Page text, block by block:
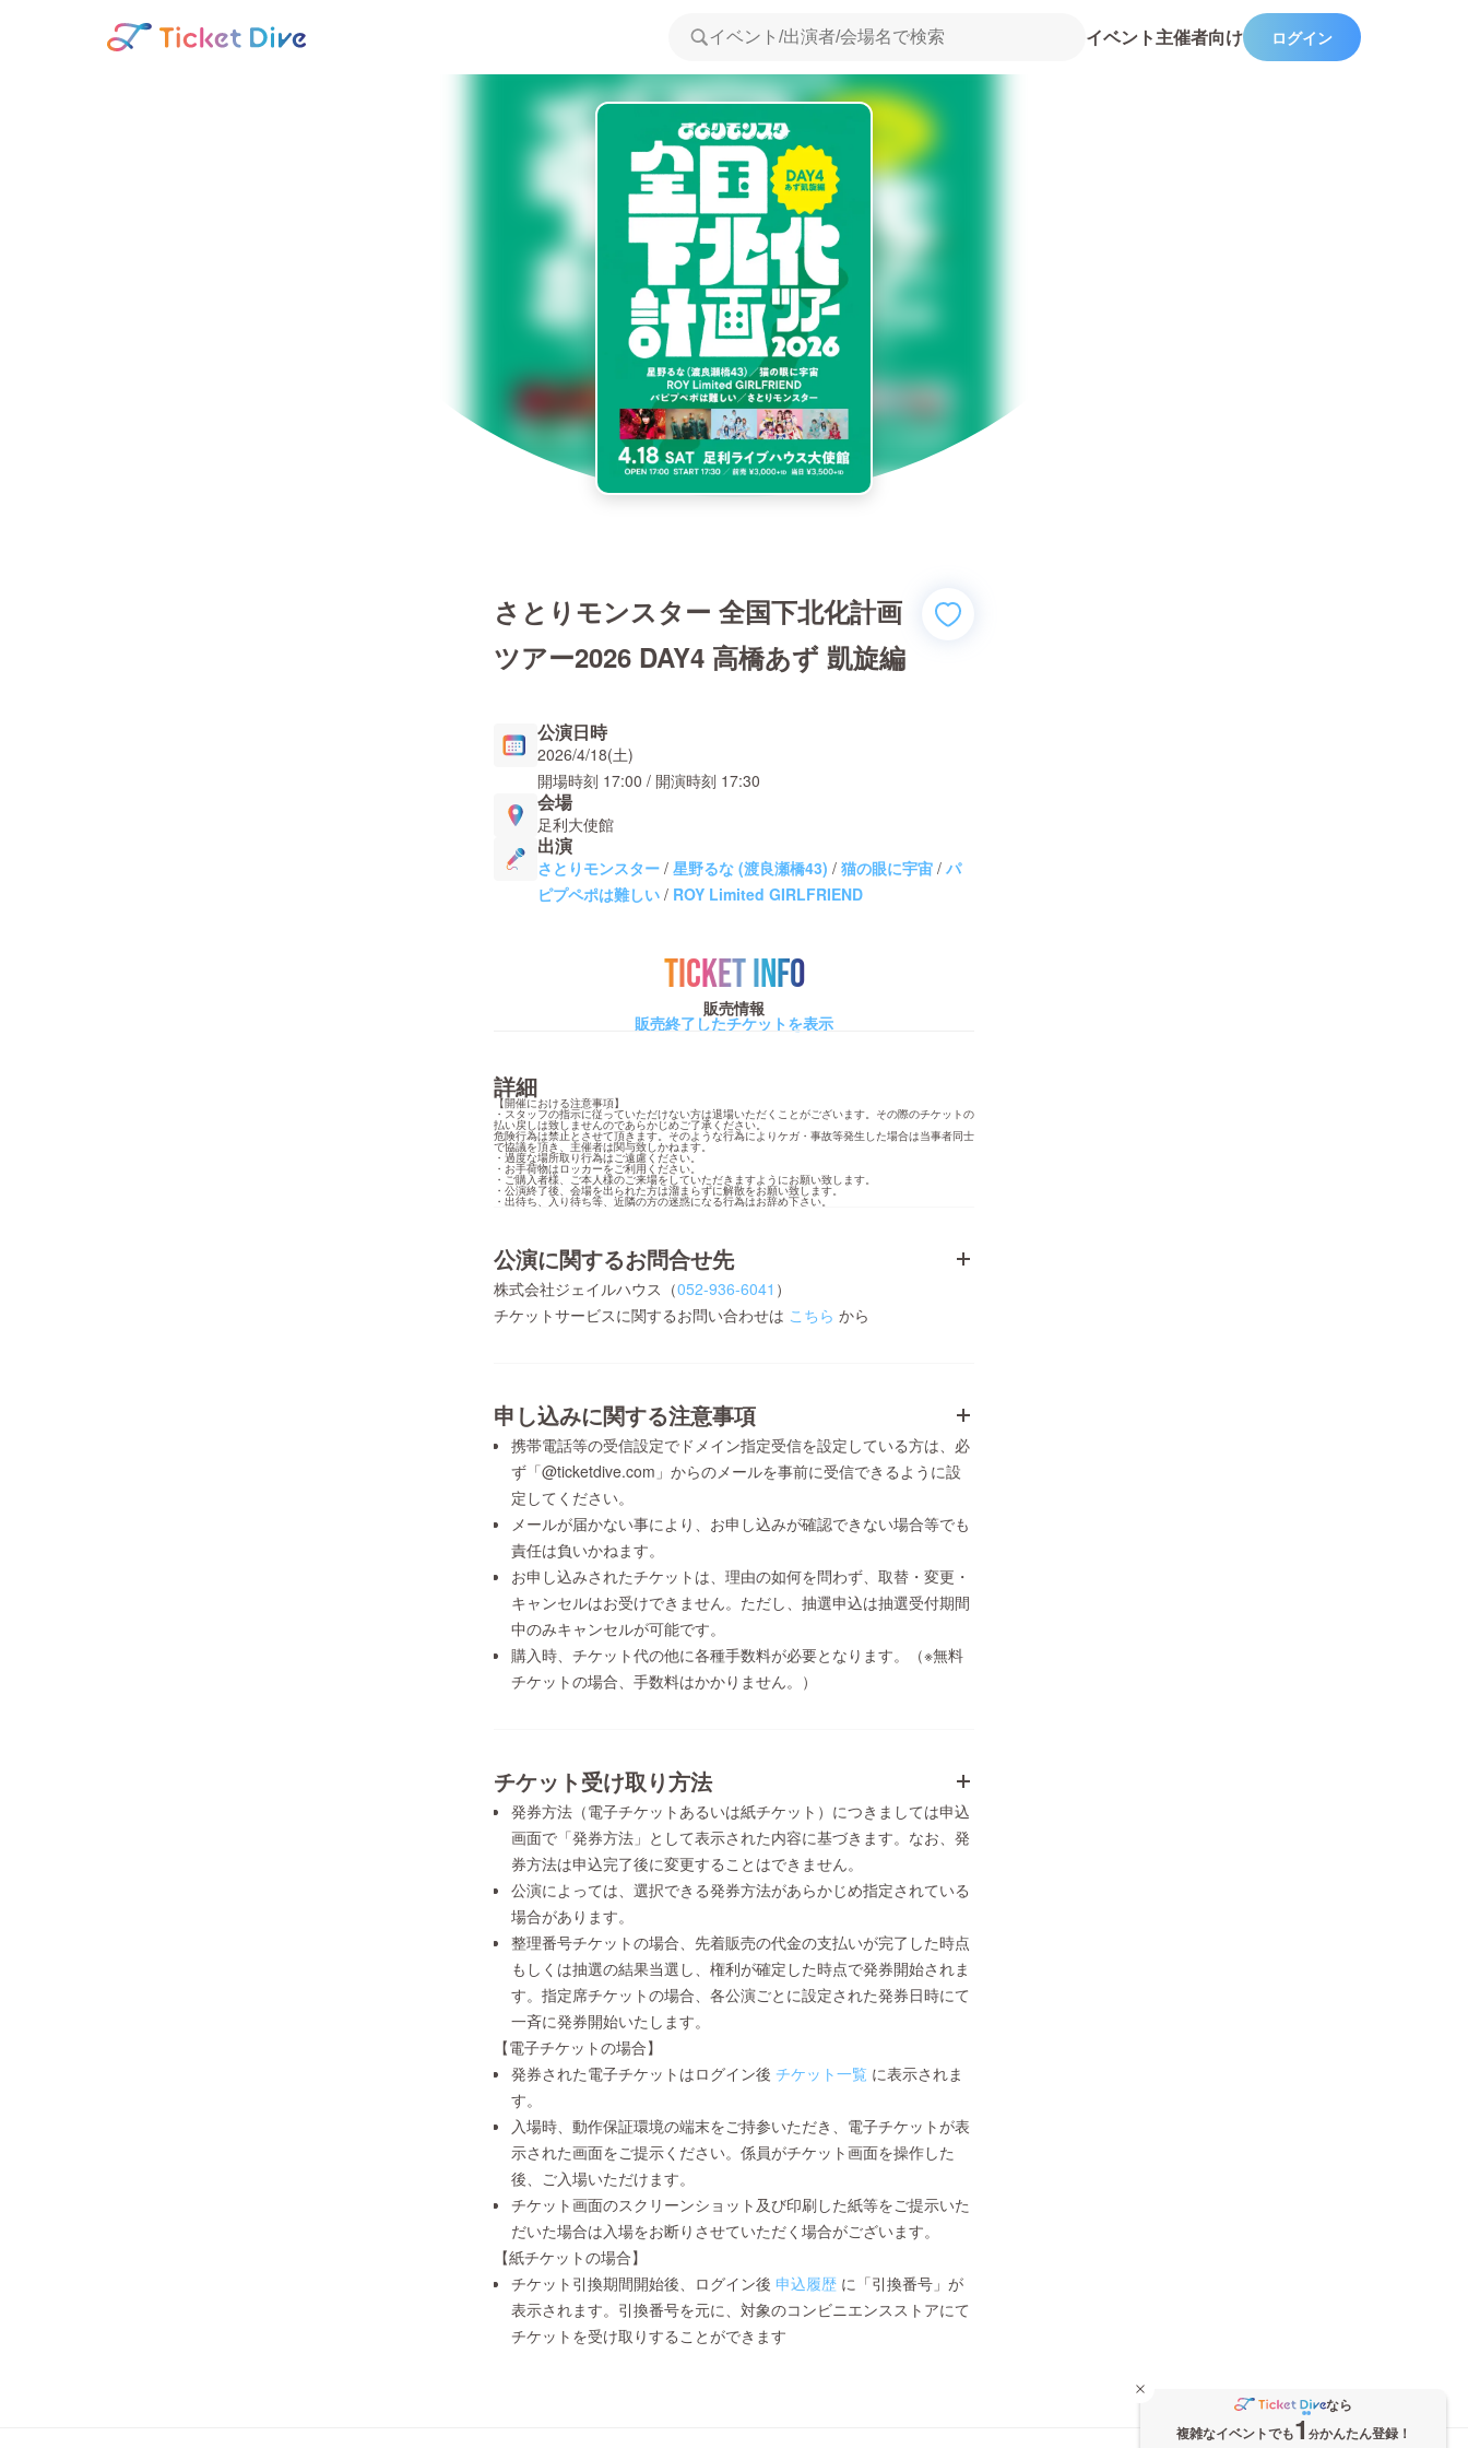
イベント主催者向け ログイン
さとりモンスター 全国下北化計画
ツアー2026 DAY4 高橋あず 凱旋編
公演日時
2026/4/18(土)
開場時刻 17:00 / 開演時刻 17:30
会場
足利大使館
出演
さとりモンスター / 星野るな (渡良瀬橋43) / 猫の眼に宇宙 / パ
ピプペポは難しい / ROY Limited GIRLFRIEND
TICKET INFO
販売情報
販売終了したチケットを表示
詳細
【開催における注意事項】
・スタッフの指示に従っていただけない方は退場いただくことがございます。その際のチケットの
払い戻しは致しませんのであらかじめご了承ください。
危険行為は禁止とさせて頂きます。そのような行為によりケガ・事故等発生した場合は当事者同士
で協議を頂き、主催者は関与致しかねます。
・過度な場所取り行為はご遠慮ください。
・お手荷物はロッカーをご利用ください。
・ご購入者様、ご本人様のご来場をしていただきますようにお願い致します。
・公演終了後、会場を出られた方は溜まらずに解散をお願い致します。
・出待ち、入り待ち等、近隣の方の迷惑になる行為はお辞め下さい。
公演に関するお問合せ先
株式会社ジェイルハウス（052-936-6041 ）
チケットサービスに関するお問い合わせは こちら から
申し込みに関する注意事項
携帯電話等の受信設定でドメイン指定受信を設定している方は、必
ず「@ticketdive.com」からのメールを事前に受信できるように設
定してください。
メールが届かない事により、お申し込みが確認できない場合等でも
責任は負いかねます。
お申し込みされたチケットは、理由の如何を問わず、取替・変更・
キャンセルはお受けできません。ただし、抽選申込は抽選受付期間
中のみキャンセルが可能です。
購入時、チケット代の他に各種手数料が必要となります。（※無料
チケットの場合、手数料はかかりません。）
チケット受け取り方法
発券方法（電子チケットあるいは紙チケット）につきましては申込
画面で「発券方法」として表示された内容に基づきます。なお、発
券方法は申込完了後に変更することはできません。
公演によっては、選択できる発券方法があらかじめ指定されている
場合があります。
整理番号チケットの場合、先着販売の代金の支払いが完了した時点
もしくは抽選の結果当選し、権利が確定した時点で発券開始されま
す。指定席チケットの場合、各公演ごとに設定された発券日時にて
一斉に発券開始いたします。
【電子チケットの場合】
発券された電子チケットはログイン後 チケット一覧 に表示されま
す。
入場時、動作保証環境の端末をご持参いただき、電子チケットが表
示された画面をご提示ください。係員がチケット画面を操作した
後、ご入場いただけます。
チケット画面のスクリーンショット及び印刷した紙等をご提示いた
だいた場合は入場をお断りさせていただく場合がございます。
【紙チケットの場合】
チケット引換期間開始後、ログイン後 申込履歴 に「引換番号」が
表示されます。引換番号を元に、対象のコンビニエンスストアにて
チケットを受け取りすることができます
なら
複雑なイベントでも1 分かんたん登録！